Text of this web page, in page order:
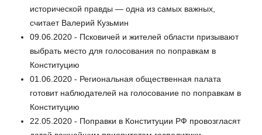
исторической правды — одна из самых важных,
считает Валерий Кузьмин
09.06.2020 - Псковичей и жителей области призывают
выбрать место для голосования по поправкам в
Конституцию
01.06.2020 - Региональная общественная палата
готовит наблюдателей на голосование по поправкам в
Конституцию
22.05.2020 - Поправки в Конституции РФ провозгласят